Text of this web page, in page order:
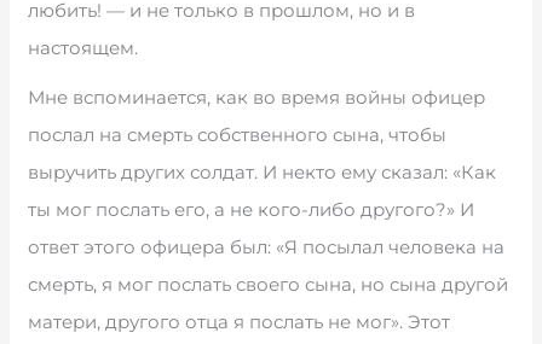
любить! — и не только в прошлом, но и в
настоящем.
Мне вспоминается, как во время войны офицер
послал на смерть собственного сына, чтобы
выручить других солдат. И некто ему сказал: «Как
ты мог послать его, а не кого-либо другого?» И
ответ этого офицера был: «Я посылал человека на
смерть, я мог послать своего сына, но сына другой
матери, другого отца я послать не мог». Этот